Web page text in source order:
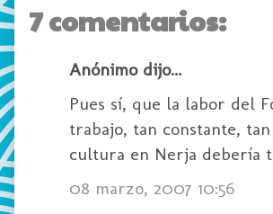
7 comentarios:
Anónimo dijo...
Pues sí, que la labor del
trabajo, tan constante,
cultura en Nerja debería
08 marzo, 2007 10:56